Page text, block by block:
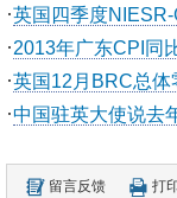
·英国四季度
·2013年广东CPI同
·英国12月BRC总体
·中国驻英大使说去
留言反馈 打